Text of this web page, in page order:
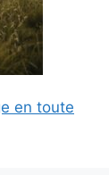
en toute